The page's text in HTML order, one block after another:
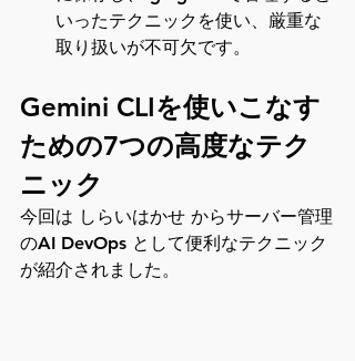
いったテクニックを使い、厳重な
取り扱いが不可欠です。
Gemini CLIを使いこなす
ための7つの高度なテク
ニック
今回は しらいはかせ からサーバー管理
のAI DevOps として便利なテクニック
が紹介されました。